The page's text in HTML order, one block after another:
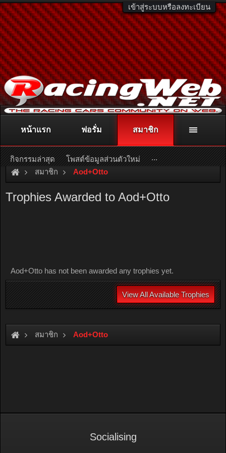
เข้าสู่ระบบหรือลงทะเบียน
ติดต่อลงโฆษณา racingweb@gmail.comหรือโทร. 081-811-1138
หรืออ่านรายละเอียดเพิ่มเติม คลิกที่นี่
สมาชิก Aod+Otto
Trophies Awarded to Aod+Otto
Aod+Otto has not been awarded any trophies yet.
View All Available Trophies
สมาชิก Aod+Otto
หน้าแรก ฟอรั่ม สมาชิก
กิจกรรมล่าสุด โพสต์ข้อมูลส่วนตัวใหม่ ...
Socialising